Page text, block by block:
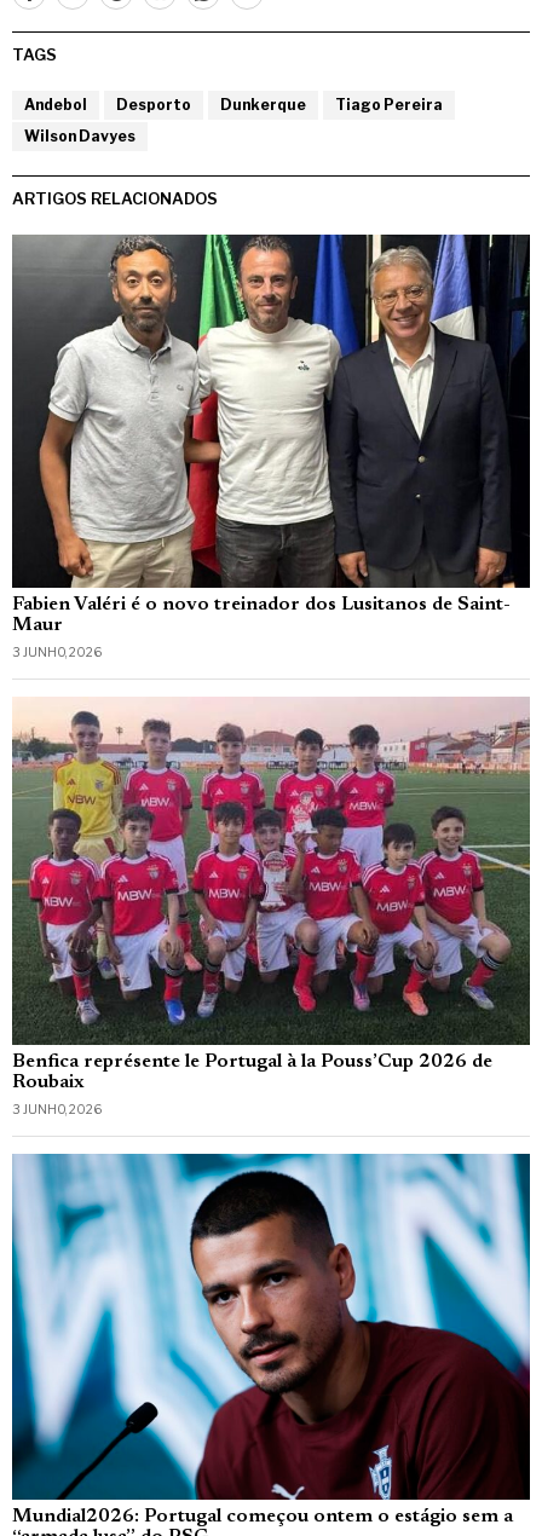
TAGS
Andebol Desporto Dunkerque
Tiago Pereira
Wilson Davyes
ARTIGOS RELACIONADOS
Fabien Valéri é o novo treinador dos Lusitanos de Saint-
Maur
3 JUNHO, 2026
Benfica représente le Portugal à la Pouss’Cup 2026 de
Roubaix
3 JUNHO, 2026
Mundial2026: Portugal começou ontem o estágio sem a